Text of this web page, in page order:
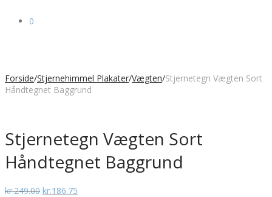
0
Forside/Stjernehimmel Plakater/Vægten/Stjernetegn Vægten Sort
Håndtegnet Baggrund
Stjernetegn Vægten Sort
Håndtegnet Baggrund
kr.249.00 Den
kr.186.75